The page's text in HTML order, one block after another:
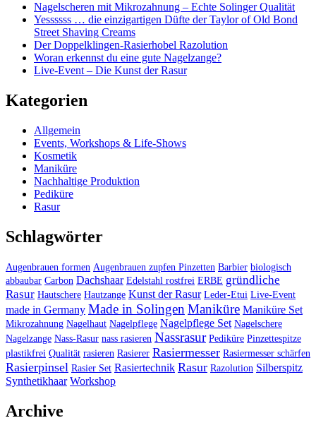
Nagelscheren mit Mikrozahnung – Echte Solinger Qualität
Yessssss … die einzigartigen Düfte der Taylor of Old Bond
Street Shaving Creams
Der Doppelklingen-Rasierhobel Razolution
Woran erkennst du eine gute Nagelzange?
Live-Event – Die Kunst der Rasur
Kategorien
Allgemein
Events, Workshops & Life-Shows
Kosmetik
Maniküre
Nachhaltige Produktion
Pediküre
Rasur
Schlagwörter
Augenbrauen formen Augenbrauen zupfen Pinzetten Barbier biologisch
abbaubar Carbon Dachshaar Edelstahl rostfrei ERBE gründliche
Rasur Hautschere Hautzange Kunst der Rasur Leder-Etui Live-Event
made in Germany Made in Solingen Maniküre Maniküre Set
Mikrozahnung Nagelhaut Nagelpflege Nagelpflege Set Nagelschere
Nagelzange Nass-Rasur nass rasieren Nassrasur Pediküre Pinzettespitze
plastikfrei Qualität rasieren Rasierer Rasiermesser Rasiermesser schärfen
Rasierpinsel Rasier Set Rasiertechnik Rasur Razolution Silberspitz
Synthetikhaar Workshop
Archive